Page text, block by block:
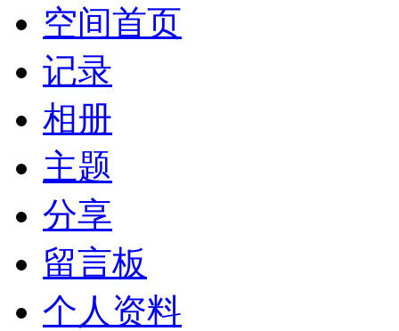
空间首页
记录
相册
主题
分享
留言板
个人资料